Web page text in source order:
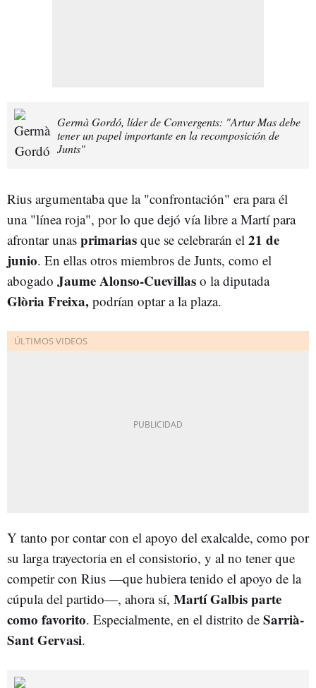
Germà Gordó, líder de Convergents: "Artur Mas debe
tener un papel importante en la recomposición de
Junts"
Rius argumentaba que la "confrontación" era para él
una "línea roja", por lo que dejó vía libre a Martí para
afrontar unas primarias que se celebrarán el 21 de
junio. En ellas otros miembros de Junts, como el
abogado Jaume Alonso-Cuevillas o la diputada
Glòria Freixa, podrían optar a la plaza.
Y tanto por contar con el apoyo del exalcalde, como por
su larga trayectoria en el consistorio, y al no tener que
competir con Rius —que hubiera tenido el apoyo de la
cúpula del partido—, ahora sí, Martí Galbis parte
como favorito. Especialmente, en el distrito de Sarrià-
Sant Gervasi.